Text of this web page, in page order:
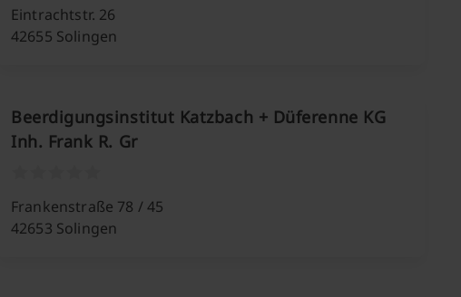
Eintrachtstr. 26
42655 Solingen
Beerdigungsinstitut Katzbach + Düferenne KG
Inh. Frank R. Gr
Frankenstraße 78 / 45
42653 Solingen